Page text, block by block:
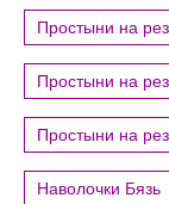
Простыни на
Простыни на
Простыни на
Наволочки Бязь